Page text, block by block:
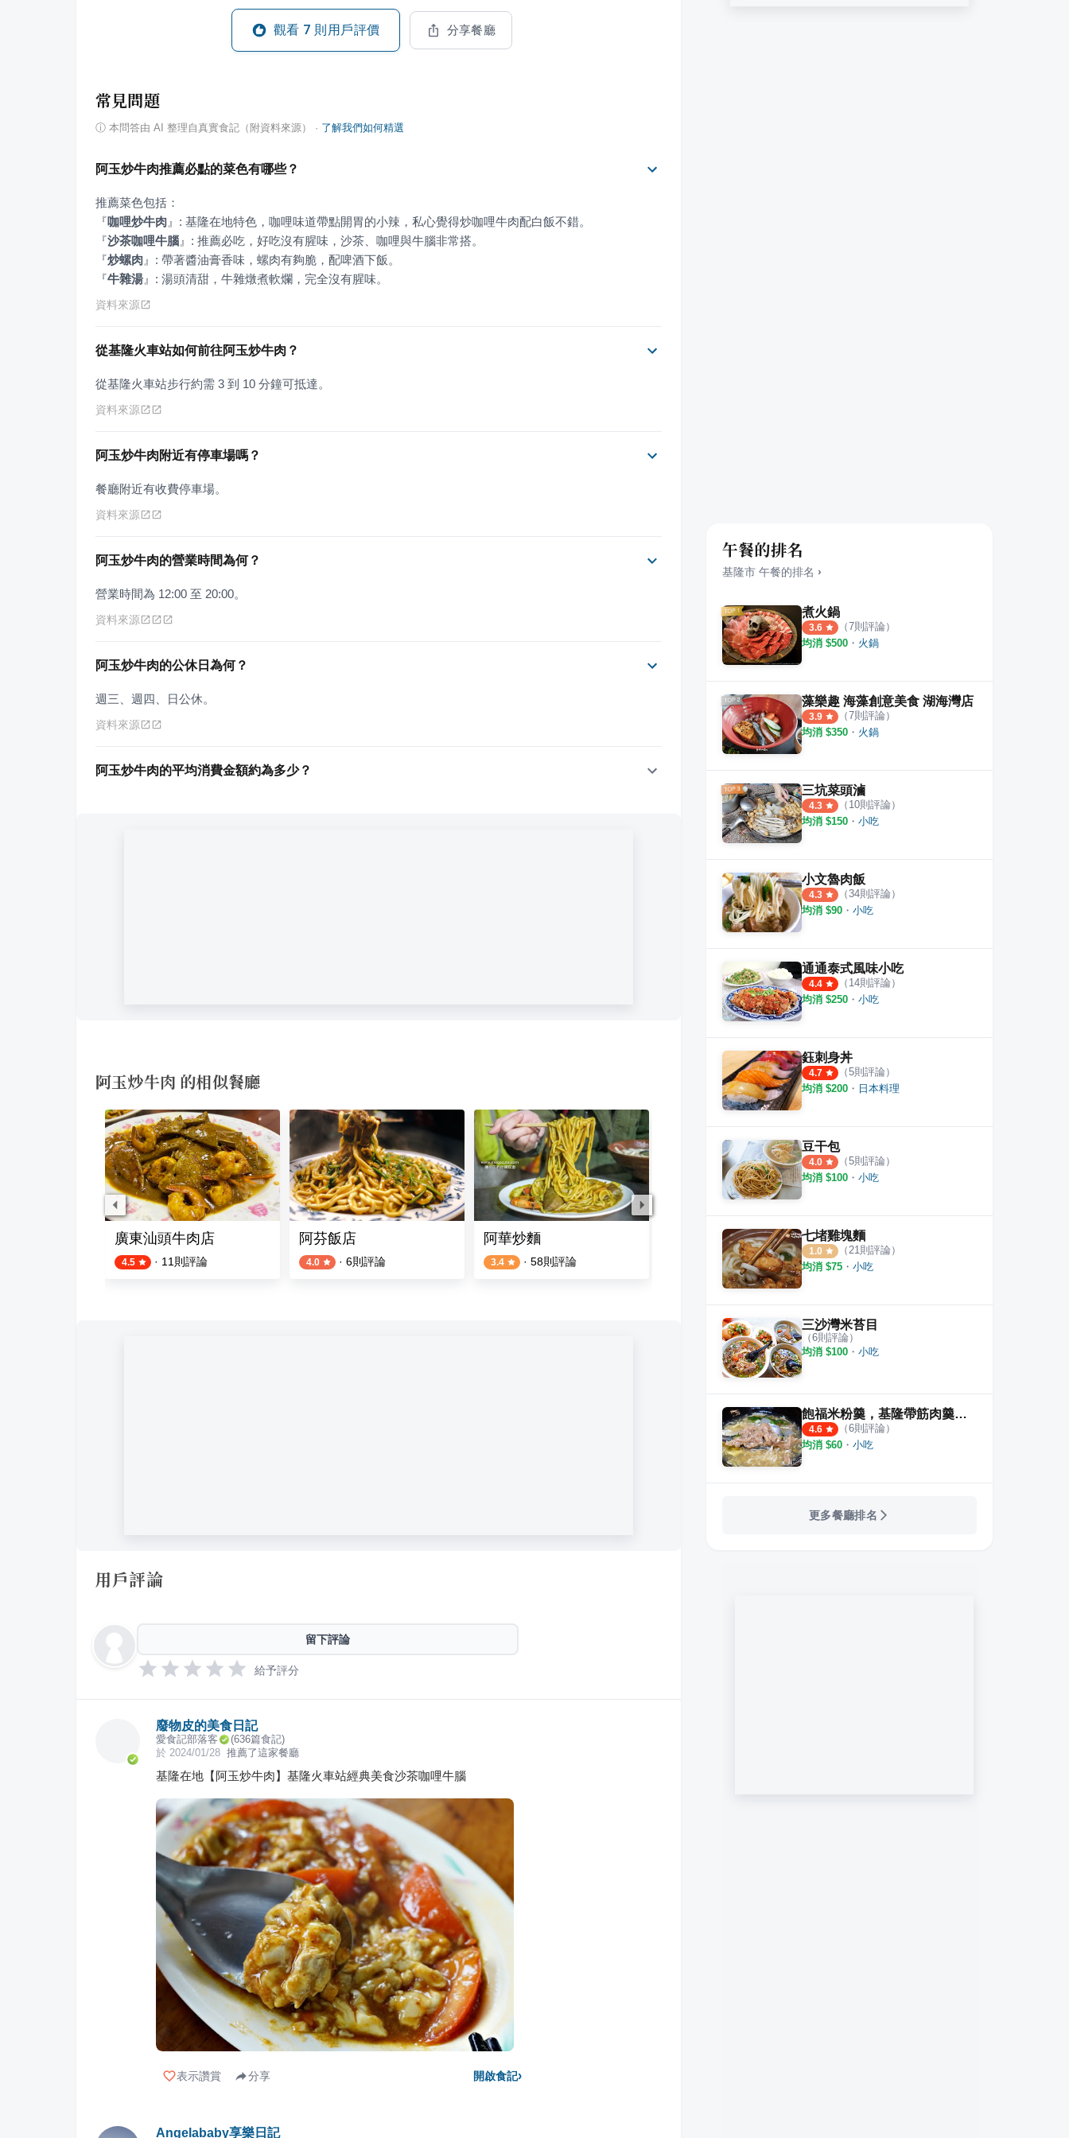
觀看 7 則用戶評價 分享餐廳
常見問題
ⓘ 本問答由 AI 整理自真實食記（附資料來源） · 了解我們如何精選
阿玉炒牛肉推薦必點的菜色有哪些？
『咖哩炒牛肉 』
『沙茶咖哩牛腦 』
『炒螺肉 』
『牛雜湯 』 : 湯頭清甜，牛雜燉煮軟爛，完全沒有腥味。
資料來源
從基隆火車站如何前往阿玉炒牛肉？
從基隆火車站步行約需 3 到 10 分鐘可抵達。
資料來源
阿玉炒牛肉附近有停車場嗎？
餐廳附近有收費停車場。
資料來源
阿玉炒牛肉的營業時間為何？
營業時間為 12:00 至 20:00。
資料來源
阿玉炒牛肉的公休日為何？
週三、週四、日公休。
資料來源
阿玉炒牛肉的平均消費金額約為多少？
阿玉炒牛肉 的相似餐廳
燒肉丼 基隆廟口支店廣東汕頭牛肉店
4.5 · 11 則評論
阿芬飯店
4.0 · 6則評論
阿華炒麵
3.4 · 58則評論
阿忠古早麵店 東北麵食館
3.0
用戶評論
留下評論
給予評分
廢物皮的美食日記
愛食記部落客 (636篇食記)
於 2024/01/28 推薦了這家餐廳
基隆在地【阿玉炒牛肉】基隆火車站經典美食沙茶咖哩牛腦
表示讚賞 分享 開啟食記›
Angelababy享樂日記
午餐的排名
基隆市 午餐的排名 ›
煮火鍋
3.6 （7則評論）
均消 $500 ・ 火鍋
藻樂趣 海藻創意美食 湖海灣店
3.9 （7則評論）
均消 $350 ・ 火鍋
三坑菜頭滷
4.3 （ 10則評論）
均消 $150 ・ 小吃
小文魯肉飯
4.3 （34則評論）
均消 $90 ・ 小吃
通通泰式風味小吃
4.4 （ 14則評論）
均消 $250 ・ 小吃
鈺刺身丼
4.7 （5則評論）
均消 $200 ・ 日本料理
豆干包
4.0 （5則評論）
均消 $100 ・ 小吃
七堵雞塊麵
1.0 （21則評論）
均消 $75 ・ 小吃
三沙灣米苔目
（6則評論）
均消 $100 ・ 小吃
飽福米粉羹，基隆帶筋肉羹，同一間
4.6 （6則評論）
均消 $60 ・ 小吃
更多餐廳排名